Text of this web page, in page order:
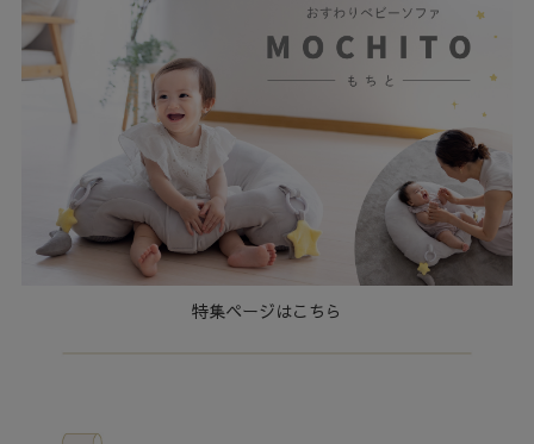
特集ページはこちら